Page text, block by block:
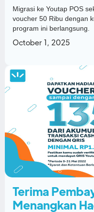
Migrasi ke Youtap POS
voucher 50 Ribu dengan
program ini berlangsung.
October 1, 2025
Terima
Menangkan